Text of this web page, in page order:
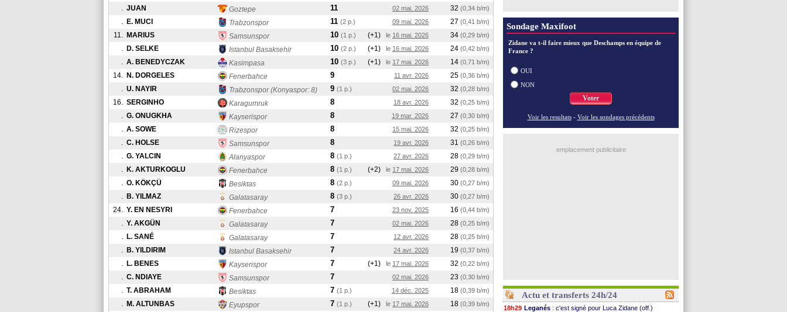
. JUAN Goztepe 11 02 mai. 2026 32 (0,34 b/m)
. E. MUCI Trabzonspor 11 (2 p.) 09 mai. 2026 27 (0,41 b/m)
11. MARIUS Samsunspor 10 (1 p.) (+1) le 16 mai. 2026 34 (0,29 b/m)
. D. SELKE Istanbul Basaksehir 10 (2 p.) (+1) le 16 mai. 2026 24 (0,42 b/m)
. A. BENEDYCZAK Kasimpasa 10 (3 p.) (+1) le 17 mai. 2026 14 (0,71 b/m)
14. N. DORGELES Fenerbahce 9 11 avr. 2026 25 (0,36 b/m)
. U. NAYIR Trabzonspor (Konyaspor: 8) 9 (1 p.) 02 mai. 2026 32 (0,28 b/m)
16. SERGINHO Karagumruk 8 18 avr. 2026 32 (0,25 b/m)
. G. ONUGKHA Kayserispor 8 19 mar. 2026 27 (0,30 b/m)
. A. SOWE Rizespor 8 15 mai. 2026 32 (0,25 b/m)
. C. HOLSE Samsunspor 8 19 avr. 2026 31 (0,26 b/m)
. G. YALCIN Alanyaspor 8 (1 p.) 27 avr. 2026 28 (0,29 b/m)
. K. AKTURKOGLU Fenerbahce 8 (1 p.) (+2) le 17 mai. 2026 29 (0,28 b/m)
. O. KÖKÇÜ Besiktas 8 (2 p.) 09 mai. 2026 30 (0,27 b/m)
. B. YILMAZ Galatasaray 8 (3 p.) 26 avr. 2026 30 (0,27 b/m)
24. Y. EN NESYRI Fenerbahce 7 23 nov. 2025 16 (0,44 b/m)
. Y. AKGÜN Galatasaray 7 02 mai. 2026 28 (0,25 b/m)
. L. SANÉ Galatasaray 7 12 avr. 2026 28 (0,25 b/m)
. B. YILDIRIM Istanbul Basaksehir 7 24 avr. 2026 19 (0,37 b/m)
. L. BENES Kayserispor 7 (+1) le 17 mai. 2026 32 (0,22 b/m)
. C. NDIAYE Samsunspor 7 02 mai. 2026 23 (0,30 b/m)
. T. ABRAHAM Besiktas 7 (1 p.) 14 déc. 2025 18 (0,39 b/m)
. M. ALTUNBAS Eyupspor 7 (1 p.) (+1) le 17 mai. 2026 18 (0,39 b/m)
Sondage Maxifoot
Zidane va t-il faire mieux que Deschamps en équipe de
France ?
OUI
NON
Voter
Voir les resultats - Voir les sondages précédents
emplacement publicitaire
Actu et transferts 24h/24
18h29 Leganés : c'est signé pour Luca Zidane (off.)